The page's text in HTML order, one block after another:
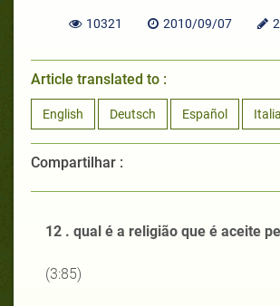
10321 2010/09/07
Article translated to :
English Deutsch Español
Compartilhar :
12 . qual é a religião que é aceite
(3:85)